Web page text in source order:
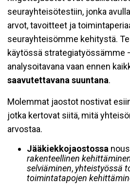
seurayhteisötestiin, jonka
arvot, tavoitteet ja
seurayhteisömme kehitystä.
käytössä strategiatyössämme
analysoitavana vaan ennen
saavutettavana suuntana.
Molemmat jaostot nostivat
jotka kertovat siitä, mitä
arvostaa.
Jääkiekkojaostossa
rakenteellinen
selviäminen, yhteistyössä
toimintatapojen